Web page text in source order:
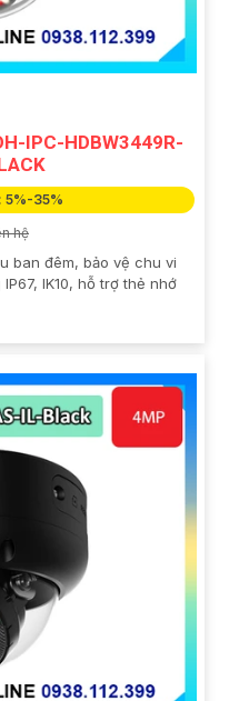
IPC-HDBW3449R-
5%-35%
hệ
ban đêm, bảo vệ chu vi
IK10, hỗ trợ thẻ nhớ